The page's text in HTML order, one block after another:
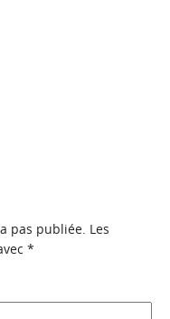
pas publiée. Les
*